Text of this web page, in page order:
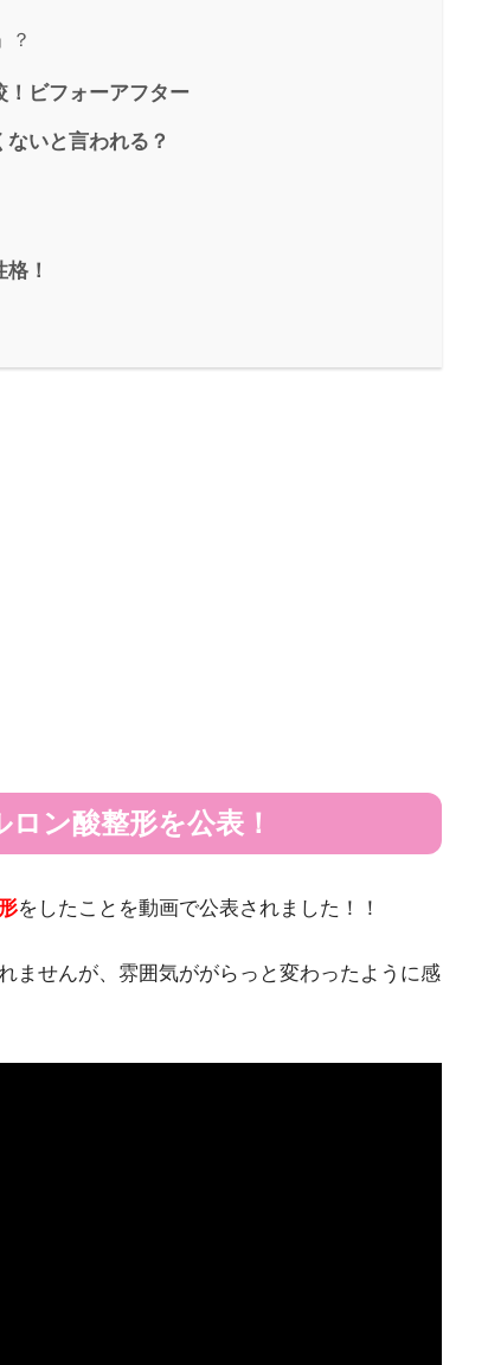
？
！ビフォーアフター
いと言われる？
！
ン酸整形を公表！
をしたことを動画で公表されました！！
ませんが、雰囲気ががらっと変わったように感